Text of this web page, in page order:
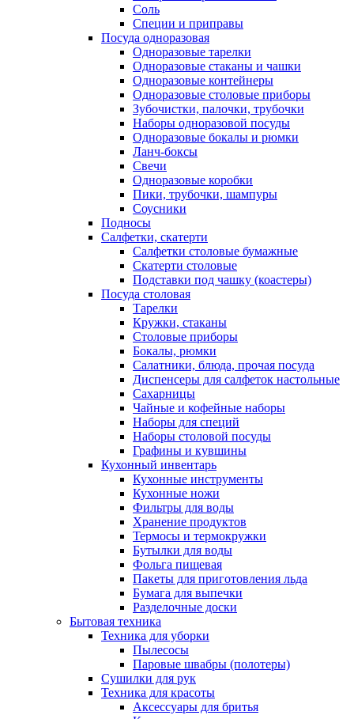
Соль
Специи и приправы
Посуда одноразовая
Одноразовые тарелки
Одноразовые стаканы и чашки
Одноразовые контейнеры
Одноразовые столовые приборы
Зубочистки, палочки, трубочки
Наборы одноразовой посуды
Одноразовые бокалы и рюмки
Ланч-боксы
Свечи
Одноразовые коробки
Пики, трубочки, шампуры
Соусники
Подносы
Салфетки, скатерти
Салфетки столовые бумажные
Скатерти столовые
Подставки под чашку (коастеры)
Посуда столовая
Тарелки
Кружки, стаканы
Столовые приборы
Бокалы, рюмки
Салатники, блюда, прочая посуда
Диспенсеры для салфеток настольные
Сахарницы
Чайные и кофейные наборы
Наборы для специй
Наборы столовой посуды
Графины и кувшины
Кухонный инвентарь
Кухонные инструменты
Кухонные ножи
Фильтры для воды
Хранение продуктов
Термосы и термокружки
Бутылки для воды
Фольга пищевая
Пакеты для приготовления льда
Бумага для выпечки
Разделочные доски
Бытовая техника
Техника для уборки
Пылесосы
Паровые швабры (полотеры)
Сушилки для рук
Техника для красоты
Аксессуары для бритья